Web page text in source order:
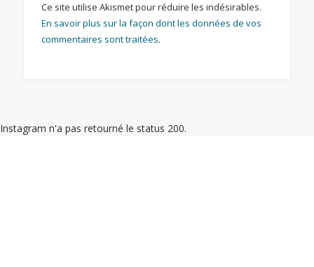
Ce site utilise Akismet pour réduire les indésirables.
En savoir plus sur la façon dont les données de vos
commentaires sont traitées.
Instagram n'a pas retourné le status 200.